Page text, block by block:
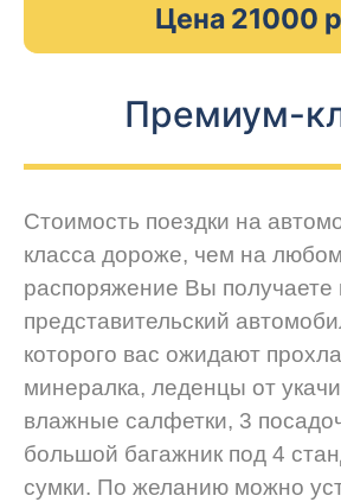
Цена 21000
Премиум-
Стоимость поездки на
класса дороже, чем на
распоряжение Вы
представительский
которого вас ожидают
минералка, леденцы от
влажные салфетки, 3
большой багажник под 4
сумки. По желанию можно